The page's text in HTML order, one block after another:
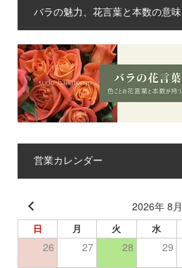
バラの魅力、花言葉と本数の意味
営業カレンダー
2026年 8月
日 月 火 水
26 27 28 29